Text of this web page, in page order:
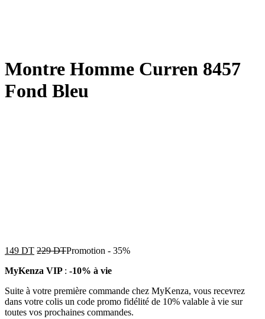
Montre Homme Curren 8457
Fond Bleu
149 DT 229DTPromotion - 35%
MyKenza VIP : -10% à vie
Suite à votre première commande chez MyKenza, vous recevrez
dans votre colis un code promo fidélité de 10% valable à vie sur
toutes vos prochaines commandes.